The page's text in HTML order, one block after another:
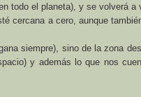
todo el planeta), y se volverá a
cercana a cero, aunque
siempre), sino de la zona
y además lo que nos